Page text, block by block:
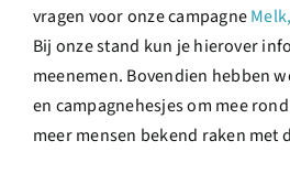
vragen voor onze campagne
Bij onze stand kun je hierover
meenemen. Bovendien hebben
en campagnehesjes om mee
meer mensen bekend raken met